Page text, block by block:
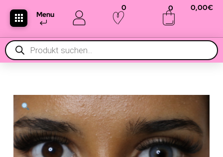
Menu
0 0 0,00€
Products
search